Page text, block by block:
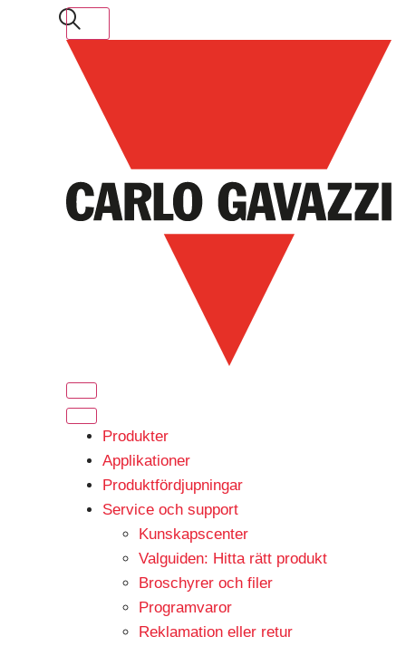
Produkter
Applikationer
Produktfördjupningar
Service och support
Kunskapscenter
Valguiden: Hitta rätt produkt
Broschyrer och filer
Programvaror
Reklamation eller retur